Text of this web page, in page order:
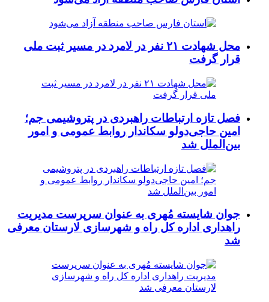
محل شهادت ۲۱ نفر در لامرد در مسیر ثبت ملی
قرار گرفت
فصل تازه ارتباطات راهبردی در پتروشیمی جم؛
امین حاجی‌دولو سکاندار روابط عمومی و امور
بین‌الملل شد
جوان شایسته مُهری به عنوان سرپرست مدیریت
راهداری اداره کل راه و شهرسازی لارستان معرفی
شد